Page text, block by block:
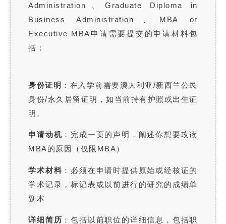
Administration、Graduate Diploma in
Business Administration、MBA or
Executive MBA申请需要提交的申请材料包
括：
身份证明 ：在入学前需要澳大利亚/新西兰公民
身份/永久居留证明，如当前持有护照或出生证
明。
申请动机 ：完成一页的声明，阐述你想要攻读
MBA的原因（仅限MBA）
学术材料 ：必须在申请时提供原始或经核证的
学术记录，标记表或以前进行的研究的成绩单
副本
详细简历 ：包括以前职位的详细信息，包括职